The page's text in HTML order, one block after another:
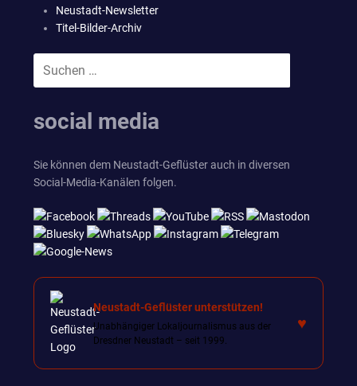
Neustadt-Newsletter
Titel-Bilder-Archiv
social media
Sie können dem Neustadt-Geflüster auch in diversen
Social-Media-Kanälen folgen.
Neustadt-Geflüster unterstützen!
Unabhängiger Lokaljournalismus aus der
Dresdner Neustadt – seit 1999.
♥